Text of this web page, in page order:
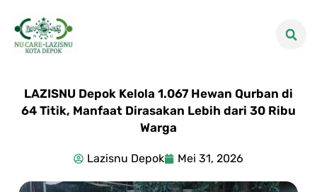
LAZISNU Depok Kelola 1.067 Hewan Qurban di
64 Titik, Manfaat Dirasakan Lebih dari 30 Ribu
Warga
Lazisnu Depok Mei 31, 2026